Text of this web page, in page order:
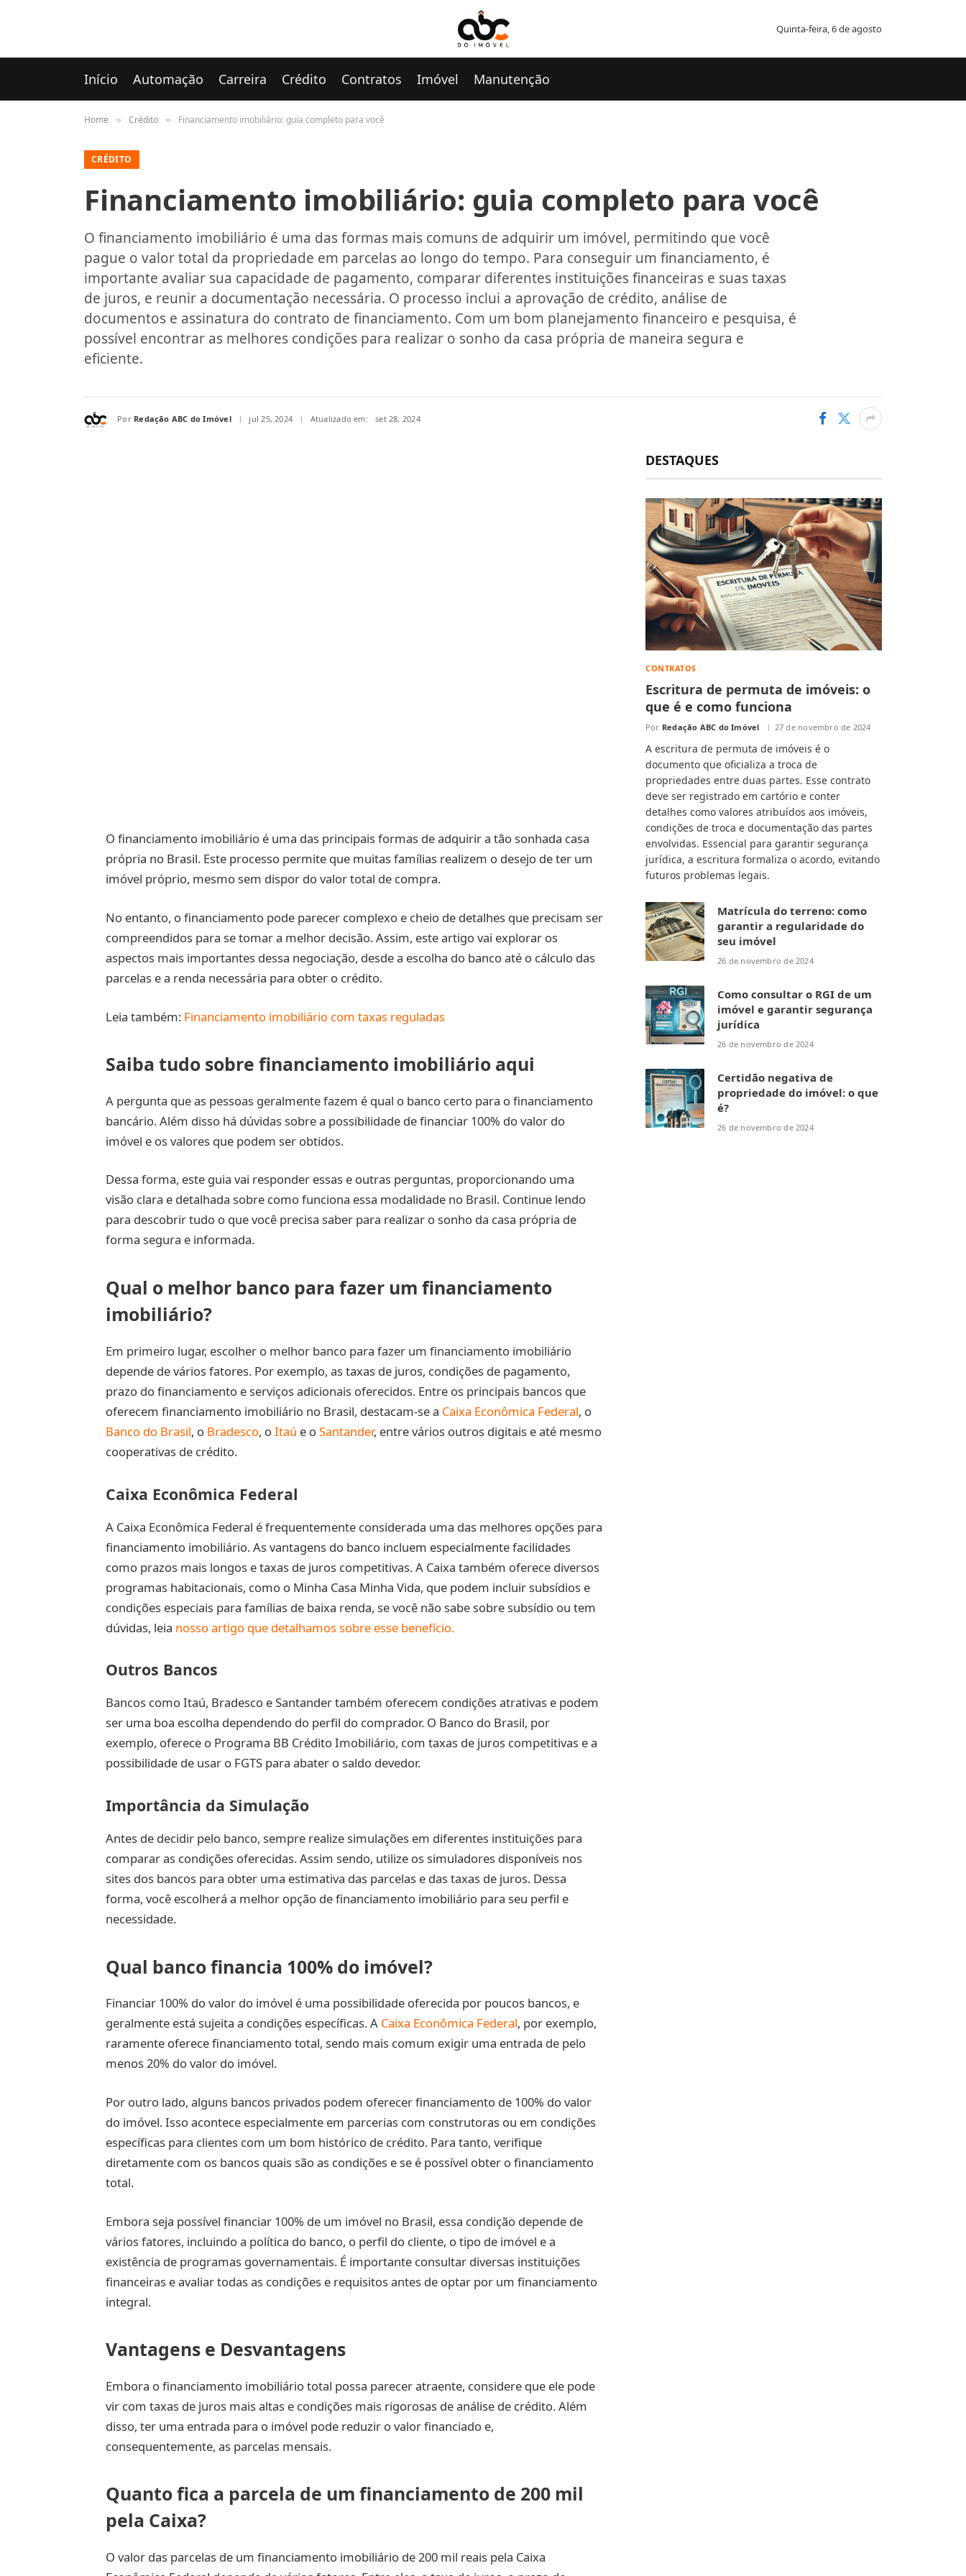
Quinta-feira, 6 de agosto
Início Automação Carreira Crédito Contratos Imóvel Manutenção
Home » Crédito » Financiamento imobiliário: guia completo para você
CRÉDITO
Financiamento imobiliário: guia completo para você
O financiamento imobiliário é uma das formas mais comuns de adquirir um imóvel, permitindo que você
pague o valor total da propriedade em parcelas ao longo do tempo. Para conseguir um financiamento, é
importante avaliar sua capacidade de pagamento, comparar diferentes instituições financeiras e suas taxas
de juros, e reunir a documentação necessária. O processo inclui a aprovação de crédito, análise de
documentos e assinatura do contrato de financiamento. Com um bom planejamento financeiro e pesquisa, é
possível encontrar as melhores condições para realizar o sonho da casa própria de maneira segura e
eficiente.
Por Redação ABC do Imóvel jul 25, 2024 Atualizado em: set 28, 2024
O financiamento imobiliário é uma das principais formas de adquirir a tão sonhada casa
própria no Brasil. Este processo permite que muitas famílias realizem o desejo de ter um
imóvel próprio, mesmo sem dispor do valor total de compra.
No entanto, o financiamento pode parecer complexo e cheio de detalhes que precisam ser
compreendidos para se tomar a melhor decisão. Assim, este artigo vai explorar os
aspectos mais importantes dessa negociação, desde a escolha do banco até o cálculo das
parcelas e a renda necessária para obter o crédito.
Leia também: Financiamento imobiliário com taxas reguladas
Saiba tudo sobre financiamento imobiliário aqui
A pergunta que as pessoas geralmente fazem é qual o banco certo para o financiamento
bancário. Além disso há dúvidas sobre a possibilidade de financiar 100% do valor do
imóvel e os valores que podem ser obtidos.
Dessa forma, este guia vai responder essas e outras perguntas, proporcionando uma
visão clara e detalhada sobre como funciona essa modalidade no Brasil. Continue lendo
para descobrir tudo o que você precisa saber para realizar o sonho da casa própria de
forma segura e informada.
Qual o melhor banco para fazer um financiamento
imobiliário?
Em primeiro lugar, escolher o melhor banco para fazer um financiamento imobiliário
depende de vários fatores. Por exemplo, as taxas de juros, condições de pagamento,
prazo do financiamento e serviços adicionais oferecidos. Entre os principais bancos que
oferecem financiamento imobiliário no Brasil, destacam-se a Caixa Econômica Federal, o
Banco do Brasil, o Bradesco, oItaú e oSantander, entre vários outros digitais e até mesmo
cooperativas de crédito.
Caixa Econômica Federal
A Caixa Econômica Federal é frequentemente considerada uma das melhores opções para
financiamento imobiliário. As vantagens do banco incluem especialmente facilidades
como prazos mais longos e taxas de juros competitivas. A Caixa também oferece diversos
programas habitacionais, como o Minha Casa Minha Vida, que podem incluir subsídios e
condições especiais para famílias de baixa renda, se você não sabe sobre subsídio ou tem
dúvidas, leia nosso artigo que detalhamos sobre esse benefício.
Outros Bancos
Bancos como Itaú, Bradesco e Santander também oferecem condições atrativas e podem
ser uma boa escolha dependendo do perfil do comprador. O Banco do Brasil, por
exemplo, oferece o Programa BB Crédito Imobiliário, com taxas de juros competitivas e a
possibilidade de usar o FGTS para abater o saldo devedor.
Importância da Simulação
Antes de decidir pelo banco, sempre realize simulações em diferentes instituições para
comparar as condições oferecidas. Assim sendo, utilize os simuladores disponíveis nos
sites dos bancos para obter uma estimativa das parcelas e das taxas de juros. Dessa
forma, você escolherá a melhor opção de financiamento imobiliário para seu perfil e
necessidade.
Qual banco financia 100% do imóvel?
Financiar 100% do valor do imóvel é uma possibilidade oferecida por poucos bancos, e
geralmente está sujeita a condições específicas. A Caixa Econômica Federal, por exemplo,
raramente oferece financiamento total, sendo mais comum exigir uma entrada de pelo
menos 20% do valor do imóvel.
Por outro lado, alguns bancos privados podem oferecer financiamento de 100% do valor
do imóvel. Isso acontece especialmente em parcerias com construtoras ou em condições
específicas para clientes com um bom histórico de crédito. Para tanto, verifique
diretamente com os bancos quais são as condições e se é possível obter o financiamento
total.
Embora seja possível financiar 100% de um imóvel no Brasil, essa condição depende de
vários fatores, incluindo a política do banco, o perfil do cliente, o tipo de imóvel e a
existência de programas governamentais. É importante consultar diversas instituições
financeiras e avaliar todas as condições e requisitos antes de optar por um financiamento
integral.
Vantagens e Desvantagens
Embora o financiamento imobiliário total possa parecer atraente, considere que ele pode
vir com taxas de juros mais altas e condições mais rigorosas de análise de crédito. Além
disso, ter uma entrada para o imóvel pode reduzir o valor financiado e,
consequentemente, as parcelas mensais.
Quanto fica a parcela de um financiamento de 200 mil
pela Caixa?
O valor das parcelas de um financiamento imobiliário de 200 mil reais pela Caixa
DESTAQUES
CONTRATOS
Escritura de permuta de imóveis: o
que é e como funciona
Por Redação ABC do Imóvel 27 de novembro de 2024
A escritura de permuta de imóveis é o
documento que oficializa a troca de
propriedades entre duas partes. Esse contrato
deve ser registrado em cartório e conter
detalhes como valores atribuídos aos imóveis,
condições de troca e documentação das partes
envolvidas. Essencial para garantir segurança
jurídica, a escritura formaliza o acordo, evitando
futuros problemas legais.
Matrícula do terreno: como
garantir a regularidade do
seu imóvel
26 de novembro de 2024
Como consultar o RGI de um
imóvel e garantir segurança
jurídica
26 de novembro de 2024
Certidão negativa de
propriedade do imóvel: o que
é?
26 de novembro de 2024